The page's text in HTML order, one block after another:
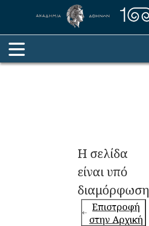
Η σελίδα
είναι υπό
διαμόρφωση
Επιστροφή
στην Αρχική